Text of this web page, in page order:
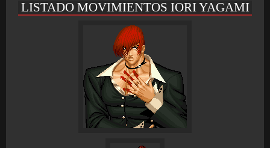
LISTADO MOVIMIENTOS IORI YAGAMI